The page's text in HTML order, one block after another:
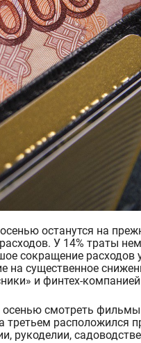
У 14% траты
сокращение расходов
на существенное
и финтех-
осенью смотреть
третьем расположился
рукоделии, сад